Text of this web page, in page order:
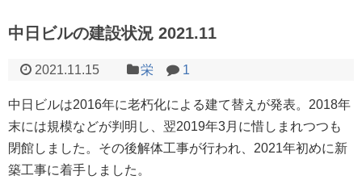
中日ビルの建設状況 2021.11
2021.11.15 栄 1
中日ビルは2016年に老朽化による建て替えが発表。2018年
末には規模などが判明し、翌2019年3月に惜しまれつつも
閉館しました。その後解体工事が行われ、2021年初めに新
築工事に着手しました。